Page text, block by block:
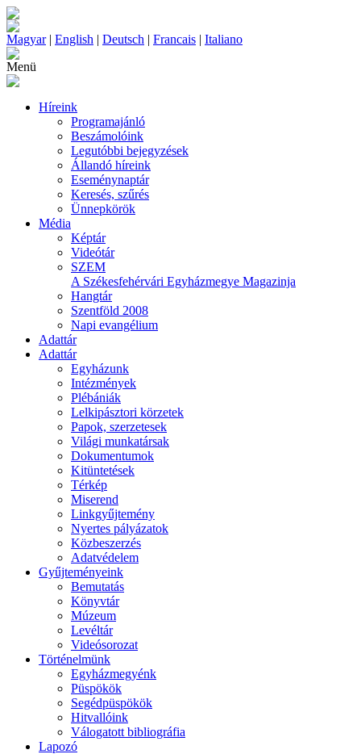
Magyar| English | Deutsch | Francais | Italiano
Menü
Híreink
Programajánló
Beszámolóink
Legutóbbi bejegyzések
Állandó híreink
Eseménynaptár
Keresés, szűrés
Ünnepkörök
Média
Képtár
Videótár
SZEM
A Székesfehérvári Egyházmegye Magazinja
Hangtár
Szentföld 2008
Napi evangélium
Adattár
Adattár
Egyházunk
Intézmények
Plébániák
Lelkipásztori körzetek
Papok, szerzetesek
Világi munkatársak
Dokumentumok
Kitüntetések
Térkép
Miserend
Linkgyűjtemény
Nyertes pályázatok
Közbeszerzés
Adatvédelem
Gyűjteményeink
Bemutatás
Könyvtár
Múzeum
Levéltár
Videósorozat
Történelmünk
Egyházmegyénk
Püspökök
Segédpüspökök
Hitvallóink
Válogatott bibliográfia
Lapozó